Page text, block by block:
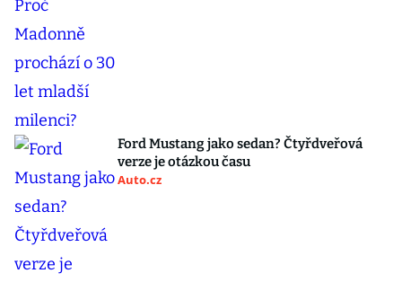
Ford Mustang jako sedan? Čtyřdveřová
verze je otázkou času
Auto.cz